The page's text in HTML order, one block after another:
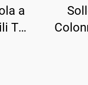
a
TP-